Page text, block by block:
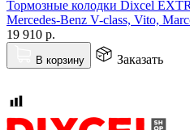
Тормозные колодки Dixcel
Mercedes-Benz V-class, Vito,
19 910 р.
В корзину Заказать